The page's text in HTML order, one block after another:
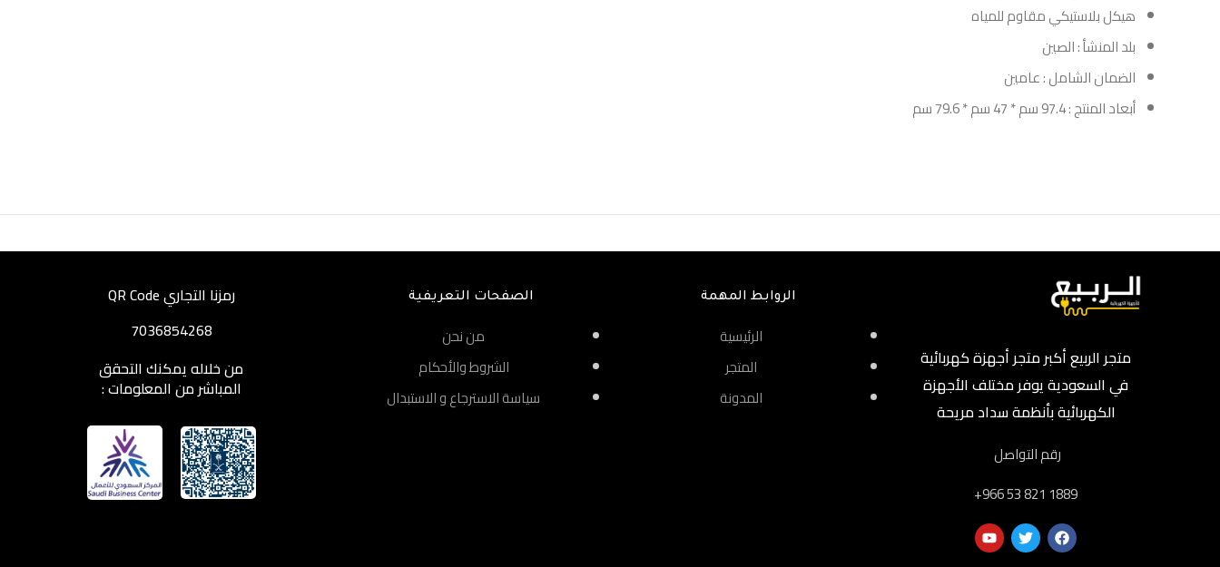
هيكل بلاستيكي مقاوم للمياه
بلد المنشأ : الصين
الضمان الشامل : عامين
أبعاد المنتج : 97.4 سم * 47 سم * 79.6 سم
متجر الربيع أكبر متجر أجهزة كهربائية
في السعودية يوفر مختلف الأجهزة
الكهربائية بأنظمة سداد مريحة
رقم التواصل
‎+966 53 821 1889
الروابط المهمة
الرئيسية
المتجر
المدونة
الصفحات التعريفية
من نحن
الشروط والأحكام
سياسة الاسترجاع و الاستبدال
رمزنا التجاري QR Code
7036854268
من خلاله يمكنك التحقق
المباشر من المعلومات :